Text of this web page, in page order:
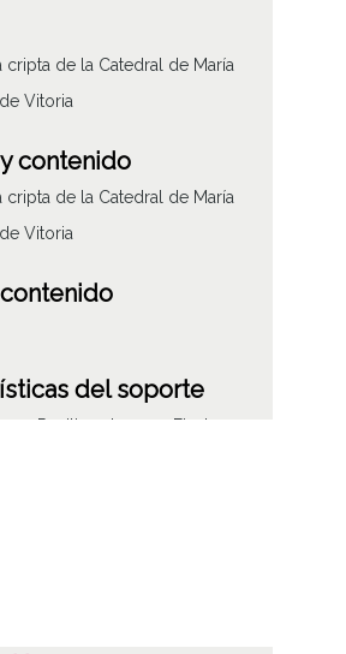
cripta de la Catedral de María
Vitoria
contenido
cripta de la Catedral de María
Vitoria
del soporte
Positivos Imagen Final: